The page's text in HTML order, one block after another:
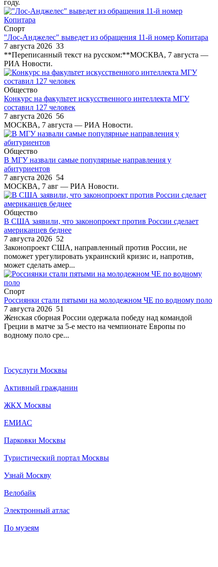
году.
Спорт
"Лос-Анджелес" выведет из обращения 11-й номер Копитара
7 августа 2026 33
**Переписанный текст на русском:**МОСКВА, 7 августа —
РИА Новости.
Общество
Конкурс на факультет искусственного интеллекта МГУ
составил 127 человек
7 августа 2026 56
МОСКВА, 7 августа — РИА Новости.
Общество
В МГУ назвали самые популярные направления у
абитуриентов
7 августа 2026 54
МОСКВА, 7 авг — РИА Новости.
Общество
В США заявили, что законопроект против России сделает
американцев беднее
7 августа 2026 52
Законопроект США, направленный против России, не
поможет урегулировать украинский кризис и, напротив,
может сделать амер...
Спорт
Россиянки стали пятыми на молодежном ЧЕ по водному поло
7 августа 2026 51
Женская сборная России одержала победу над командой
Греции в матче за 5-е место на чемпионате Европы по
водному поло сре...
Госуслуги Москвы
Активный гражданин
ЖКХ Москвы
ЕМИАС
Парковки Москвы
Туристический портал Москвы
Узнай Москву
Велобайк
Электронный атлас
По музеям